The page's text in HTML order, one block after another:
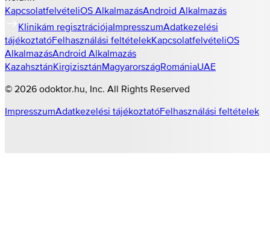
KapcsolatfelvételiOS AlkalmazásAndroid Alkalmazás
Klinikám regisztrációjaImpresszumAdatkezelési
tájékoztatóFelhasználási feltételekKapcsolatfelvételiOS
AlkalmazásAndroid Alkalmazás
KazahsztánKirgizisztánMagyarországRomániaUAE
© 2026 odoktor.hu, Inc. All Rights Reserved
ImpresszumAdatkezelési tájékoztatóFelhasználási feltételek